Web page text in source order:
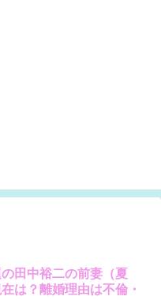
田中裕二の前妻（夏
は？離婚理由は不倫・